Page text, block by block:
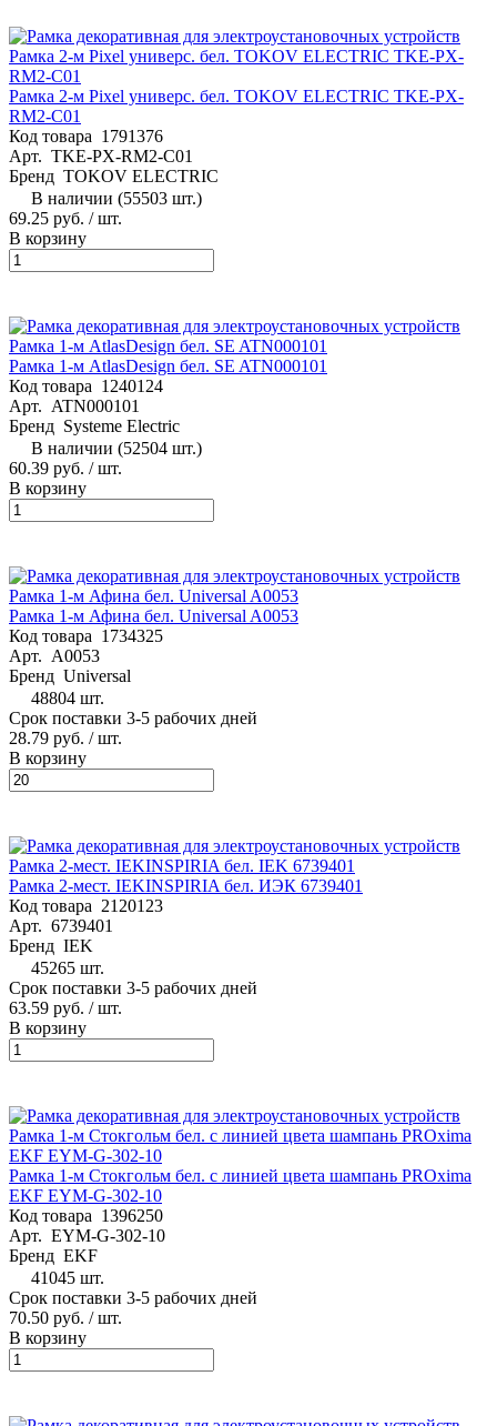
Рамка 2-м Pixel универс. бел. TOKOV ELECTRIC TKE-PX-
RM2-C01
Код товара 1791376
Арт. TKE-PX-RM2-C01
Бренд TOKOV ELECTRIC
В наличии (55503 шт.)
69.25 руб. / шт.
В корзину
Рамка 1-м AtlasDesign бел. SE ATN000101
Код товара 1240124
Арт. ATN000101
Бренд Systeme Electric
В наличии (52504 шт.)
60.39 руб. / шт.
В корзину
Рамка 1-м Афина бел. Universal A0053
Код товара 1734325
Арт. A0053
Бренд Universal
48804 шт.
Срок поставки 3-5 рабочих дней
28.79 руб. / шт.
В корзину
Рамка 2-мест. IEKINSPIRIA бел. ИЭК 6739401
Код товара 2120123
Арт. 6739401
Бренд IEK
45265 шт.
Срок поставки 3-5 рабочих дней
63.59 руб. / шт.
В корзину
Рамка 1-м Стокгольм бел. с линией цвета шампань PROxima
EKF EYM-G-302-10
Код товара 1396250
Арт. EYM-G-302-10
Бренд EKF
41045 шт.
Срок поставки 3-5 рабочих дней
70.50 руб. / шт.
В корзину